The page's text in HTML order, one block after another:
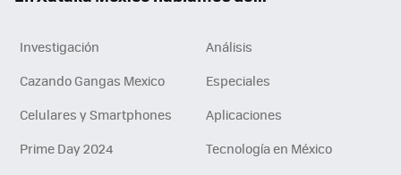
Investigación
Análisis
Cazando Gangas Mexico
Especiales
Celulares y Smartphones
Aplicaciones
Prime Day 2024
Tecnología en México